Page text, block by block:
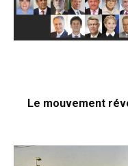
Le mouvement